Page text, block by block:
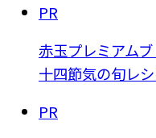
PR
赤玉プレミアム
十四節気の旬レ
PR